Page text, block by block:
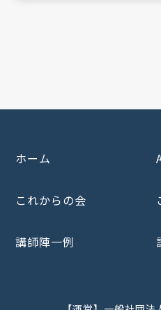
ホーム
これからの会
講師陣一例